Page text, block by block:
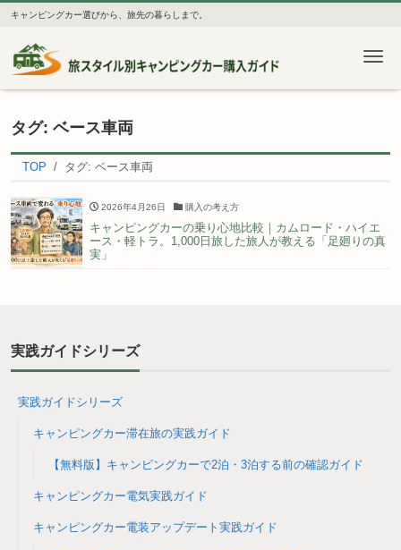
キャンピングカー選びから、旅先の暮らしまで。
タグ: ベース車両
TOP タグ: ベース車両
2026年4月26日 購入の考え方
キャンピングカーの乗り心地比較｜カムロード・ハイエ
ース・軽トラ。1,000日旅した旅人が教える「足廻りの真
実」
実践ガイドシリーズ
実践ガイドシリーズ
キャンピングカー滞在旅の実践ガイド
【無料版】キャンピングカーで2泊・3泊する前の確認ガイド
キャンピングカー電気実践ガイド
キャンピングカー電装アップデート実践ガイド